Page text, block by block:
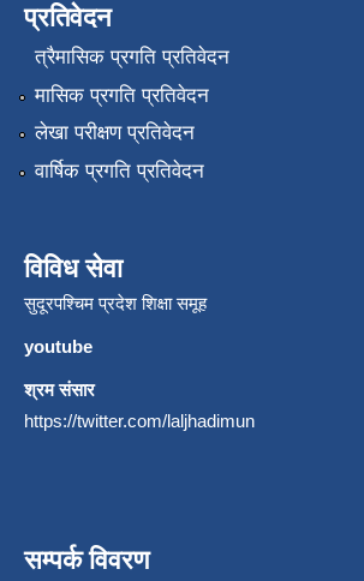
प्रतिवेदन
त्रैमासिक प्रगति प्रतिवेदन
मासिक प्रगति प्रतिवेदन
लेखा परीक्षण प्रतिवेदन
वार्षिक प्रगति प्रतिवेदन
विविध सेवा
सुदूरपश्चिम प्रदेश शिक्षा समूह
youtube
श्रम संसार
https://twitter.com/laljhadimun
सम्पर्क विवरण